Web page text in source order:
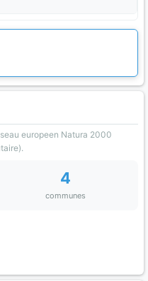
europeen Natura 2000
4
communes